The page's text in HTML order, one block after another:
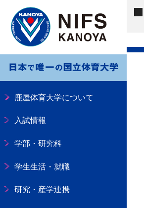
鹿屋体育大学について
入試情報
学部・研究科
学生生活・就職
研究・産学連携